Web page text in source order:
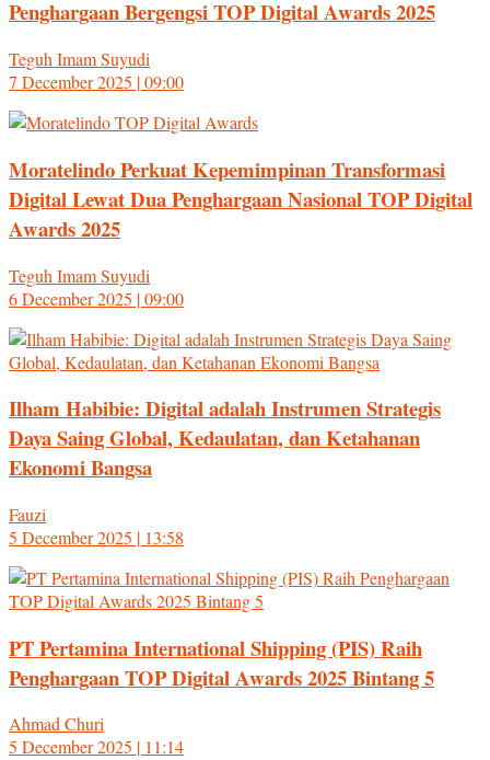
Penghargaan Bergengsi TOP Digital Awards 2025
Teguh Imam Suyudi
7 December 2025 | 09:00
Moratelindo Perkuat Kepemimpinan Transformasi
Digital Lewat Dua Penghargaan Nasional TOP Digital
Awards 2025
Teguh Imam Suyudi
6 December 2025 | 09:00
Ilham Habibie: Digital adalah Instrumen Strategis
Daya Saing Global, Kedaulatan, dan Ketahanan
Ekonomi Bangsa
Fauzi
5 December 2025 | 13:58
PT Pertamina International Shipping (PIS) Raih
Penghargaan TOP Digital Awards 2025 Bintang 5
Ahmad Churi
5 December 2025 | 11:14